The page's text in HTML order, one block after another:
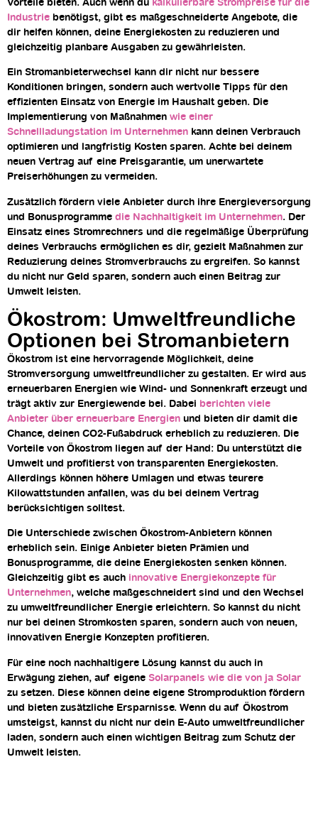
Vorteile bieten. Auch wenn du kalkulierbare Strompreise für die
Industrie benötigst, gibt es maßgeschneiderte Angebote, die
dir helfen können, deine Energiekosten zu reduzieren und
gleichzeitig planbare Ausgaben zu gewährleisten.
Ein Stromanbieterwechsel kann dir nicht nur bessere
Konditionen bringen, sondern auch wertvolle Tipps für den
effizienten Einsatz von Energie im Haushalt geben. Die
Implementierung von Maßnahmen wie einer
Schnellladungstation im Unternehmen kann deinen Verbrauch
optimieren und langfristig Kosten sparen. Achte bei deinem
neuen Vertrag auf eine Preisgarantie, um unerwartete
Preiserhöhungen zu vermeiden.
Zusätzlich fördern viele Anbieter durch ihre Energieversorgung
und Bonusprogramme die Nachhaltigkeit im Unternehmen. Der
Einsatz eines Stromrechners und die regelmäßige Überprüfung
deines Verbrauchs ermöglichen es dir, gezielt Maßnahmen zur
Reduzierung deines Stromverbrauchs zu ergreifen. So kannst
du nicht nur Geld sparen, sondern auch einen Beitrag zur
Umwelt leisten.
Ökostrom: Umweltfreundliche
Optionen bei Stromanbietern
Ökostrom ist eine hervorragende Möglichkeit, deine
Stromversorgung umweltfreundlicher zu gestalten. Er wird aus
erneuerbaren Energien wie Wind- und Sonnenkraft erzeugt und
trägt aktiv zur Energiewende bei. Dabei berichten viele
Anbieter über erneuerbare Energien und bieten dir damit die
Chance, deinen CO2-Fußabdruck erheblich zu reduzieren. Die
Vorteile von Ökostrom liegen auf der Hand: Du unterstützt die
Umwelt und profitierst von transparenten Energiekosten.
Allerdings können höhere Umlagen und etwas teurere
Kilowattstunden anfallen, was du bei deinem Vertrag
berücksichtigen solltest.
Die Unterschiede zwischen Ökostrom-Anbietern können
erheblich sein. Einige Anbieter bieten Prämien und
Bonusprogramme, die deine Energiekosten senken können.
Gleichzeitig gibt es auch innovative Energiekonzepte für
Unternehmen, welche maßgeschneidert sind und den Wechsel
zu umweltfreundlicher Energie erleichtern. So kannst du nicht
nur bei deinen Stromkosten sparen, sondern auch von neuen,
innovativen Energie Konzepten profitieren.
Für eine noch nachhaltigere Lösung kannst du auch in
Erwägung ziehen, auf eigene Solarpanels wie die von ja Solar
zu setzen. Diese können deine eigene Stromproduktion fördern
und bieten zusätzliche Ersparnisse. Wenn du auf Ökostrom
umsteigst, kannst du nicht nur dein E-Auto umweltfreundlicher
laden, sondern auch einen wichtigen Beitrag zum Schutz der
Umwelt leisten.